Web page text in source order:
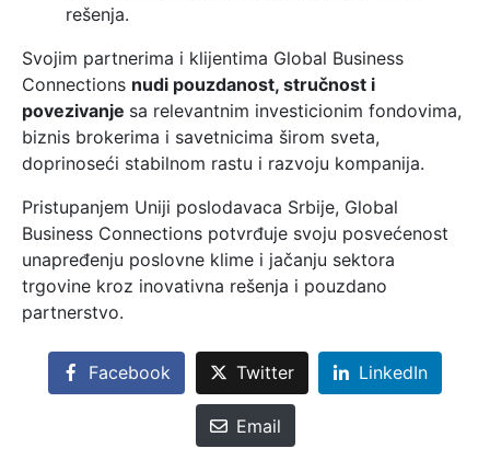
rešenja.
Svojim partnerima i klijentima Global Business
Connections nudi pouzdanost, stručnost i
povezivanje sa relevantnim investicionim fondovima,
biznis brokerima i savetnicima širom sveta,
doprinoseći stabilnom rastu i razvoju kompanija.
Pristupanjem Uniji poslodavaca Srbije, Global
Business Connections potvrđuje svoju posvećenost
unapređenju poslovne klime i jačanju sektora
trgovine kroz inovativna rešenja i pouzdano
partnerstvo.
Facebook Twitter LinkedIn
Email